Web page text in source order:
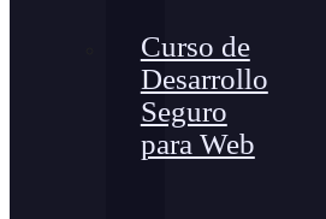
Curso de
Desarrollo
Seguro
para Web